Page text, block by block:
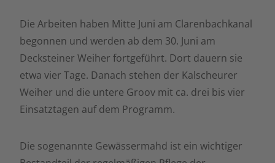
Die Arbeiten haben Mitte Juni am Clarenbachkanal
begonnen und werden ab dem 30. Juni am
Decksteiner Weiher fortgeführt. Dort dauern sie
etwa vier Tage. Danach stehen der Kalscheurer
Weiher und die untere Groov mit ca. drei bis vier
Einsatztagen auf dem Programm.
Die sogenannte Gewässermahd ist ein wichtiger